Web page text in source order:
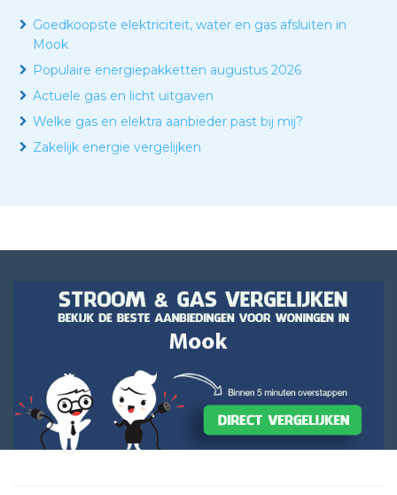
Goedkoopste elektriciteit, water en gas afsluiten in
Mook
Populaire energiepakketten augustus 2026
Actuele gas en licht uitgaven
Welke gas en elektra aanbieder past bij mij?
Zakelijk energie vergelijken